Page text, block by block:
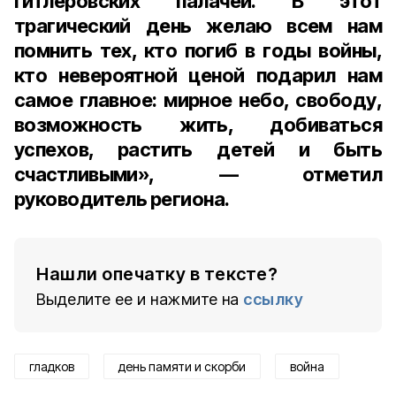
трагический день желаю всем нам
помнить тех, кто погиб в годы войны,
кто невероятной ценой подарил нам
самое главное: мирное небо, свободу,
возможность жить, добиваться
успехов, растить детей и быть
счастливыми», — отметил
руководитель региона.
Нашли опечатку в тексте?
Выделите ее и нажмите на ссылку
гладков день памяти и скорби война